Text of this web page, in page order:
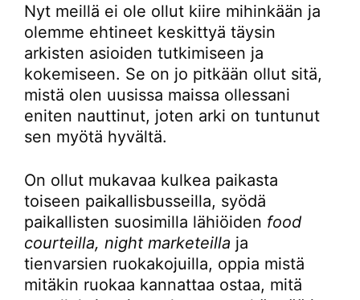
Nyt meillä ei ole ollut kiire mihinkään ja
olemme ehtineet keskittyä täysin
arkisten asioiden tutkimiseen ja
kokemiseen. Se on jo pitkään ollut sitä,
mistä olen uusissa maissa ollessani
eniten nauttinut, joten arki on tuntunut
sen myötä hyvältä.
On ollut mukavaa kulkea paikasta
toiseen paikallisbusseilla, syödä
paikallisten suosimilla lähiöiden food
courteilla, night marketeilla ja
tienvarsien ruokakojuilla, oppia mistä
mitäkin ruokaa kannattaa ostaa, mitä